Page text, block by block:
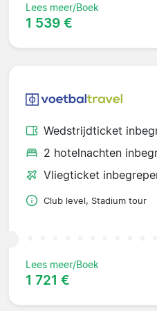
Lees meer/Boek
1 539 €
Wedstrijdticket
2 hotelnachten
Vliegticket
Club level, Stadium tour
Lees meer/Boek
1 721 €